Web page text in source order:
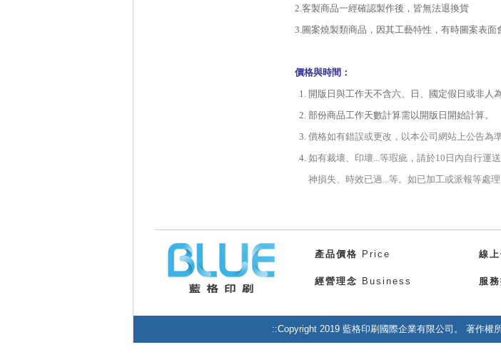
2.客製商品一經確認製作後，皆無法退換貨
3.圖案燒製類商品，因其工藝特性，有時圖案表
價格與時間：
開版日與工作天不含六、日、國定假日或非人
部份商品工作天數計算需以開版日開始計算。
價格如有錯誤或更改，以本公司網站上公告為
如有裁壞、印壞...等瑕疵，請於10日內自行運
神損失、時效已過...等。如已加工或派報等處
產品價格 Price 線
經營理念 Business 服
::Copyright 2019 藍格印刷國際企業有限公司。 著作權